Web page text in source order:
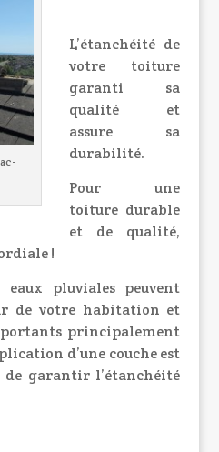
L’étanchéité de
votre toiture
garanti sa
qualité et
assure sa
durabilité.
Pour une
toiture durable
et de qualité,
!
pluviales peuvent
de votre habitation et
principalement
d’une couche est
de garantir l’étanchéité